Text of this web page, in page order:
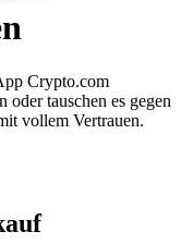
Crypto.com
tauschen es gegen
vollem Vertrauen.